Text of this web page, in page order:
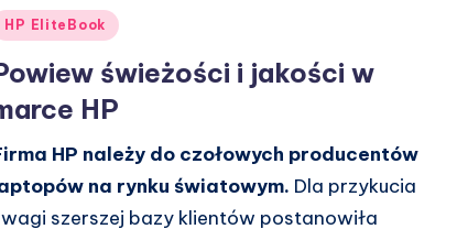
HP EliteBook
świeżości i jakości w
HP
HP należy do czołowych producentów
na rynku światowym. Dla przykucia
szerszej bazy klientów postanowiła